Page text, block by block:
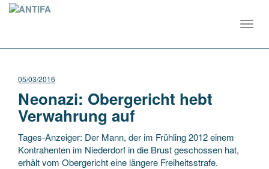
05/03/2016
Neonazi: Obergericht hebt
Verwahrung auf
Tages-Anzeiger: Der Mann, der im Frühling 2012 einem
Kontrahenten im Niederdorf in die Brust geschossen hat,
erhält vom Obergericht eine längere Freiheitsstrafe.